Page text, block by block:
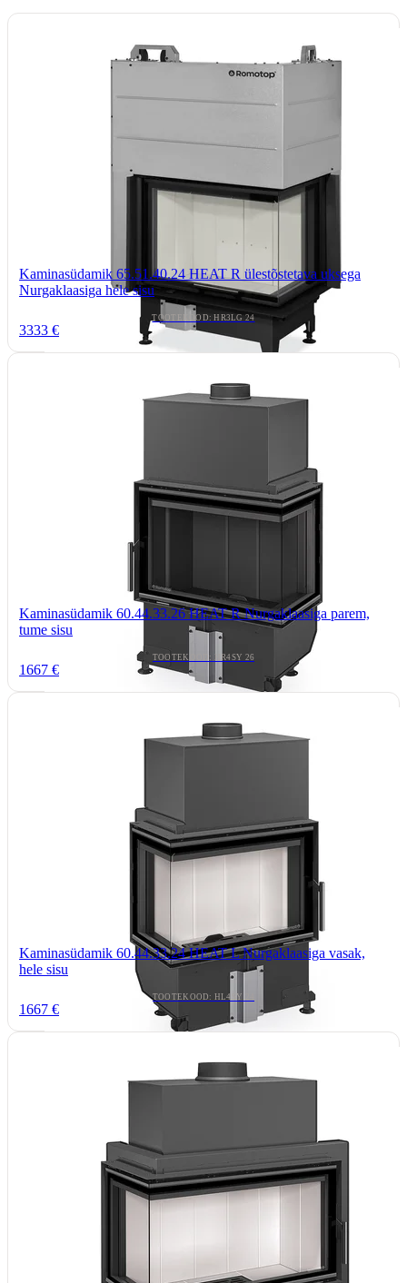
Kaminasüdamik 65.51.40.24 HEAT R ülestõstetava uksega
Nurgaklaasiga hele sisu
TOOTEKOOD: HR3LG 24
3333 €
Kaminasüdamik 60.44.33.26 HEAT R Nurgaklaasiga parem,
tume sisu
TOOTEKOOD: HR4SY 26
1667 €
Kaminasüdamik 60.44.33.24 HEAT L Nurgaklaasiga vasak,
hele sisu
TOOTEKOOD: HL4SY 24
1667 €